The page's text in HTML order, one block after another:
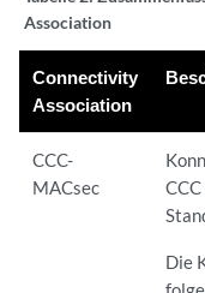
Association
Connectivity
Association
CCC-
MACsec
Die